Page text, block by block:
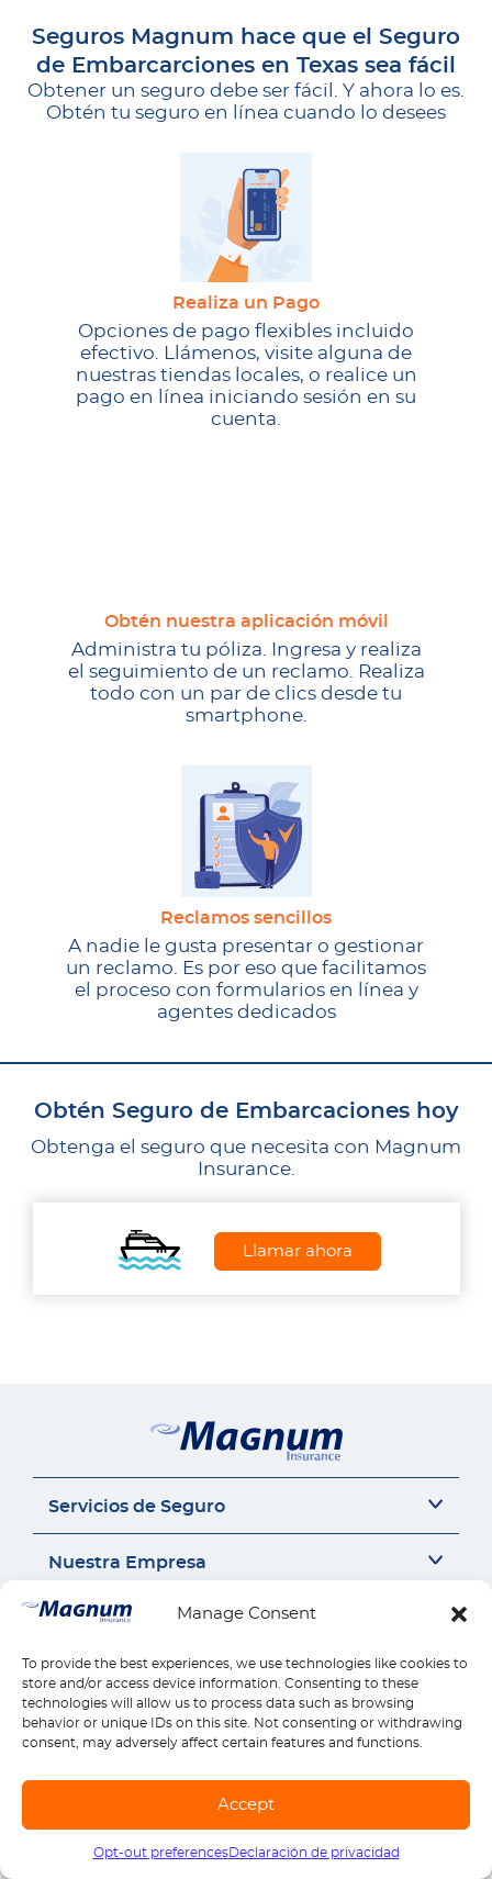
Manage Consent
To provide the best experiences, we use technologies like cookies to
store and/or access device information. Consenting to these
technologies will allow us to process data such as browsing
behavior or unique IDs on this site. Not consenting or withdrawing
consent, may adversely affect certain features and functions.
Accept
Opt-out preferencesDeclaración de privacidad
Seguros Magnum hace que el Seguro
de Embarcarciones en Texas sea fácil
Obtener un seguro debe ser fácil. Y ahora lo es.
Obtén tu seguro en línea cuando lo desees
Realiza un Pago
Opciones de pago flexibles incluido
efectivo. Llámenos, visite alguna de
nuestras tiendas locales, o realice un
pago en línea iniciando sesión en su
cuenta.
Obtén nuestra aplicación móvil
Administra tu póliza. Ingresa y realiza
el seguimiento de un reclamo. Realiza
todo con un par de clics desde tu
smartphone.
Reclamos sencillos
A nadie le gusta presentar o gestionar
un reclamo. Es por eso que facilitamos
el proceso con formularios en línea y
agentes dedicados
Obtén Seguro de Embarcaciones hoy
Obtenga el seguro que necesita con Magnum
Insurance.
Llamar ahora
Servicios de Seguro
Seguro Sr22
Seguro de Motocicleta
Responsabilidad Civil General
Compensación para Trabajadores
Seguro de Vivienda
Seguro de Salud
Explora todos los productos
Nuestra Empresa
Acerca de Nosotros
Carrera
Seguros por estado
Reseñas
Contáctanos
Contáctanos
Llámanos 1-888-539-2102
Descargar la Aplicación Móvil
Enlaces Rápidos
Reclamos
Pagos
© Copyright Magnum Insurance Agency Co., Inc. 2026. All rights reserved. |
Llámanos 1-888-539-2102